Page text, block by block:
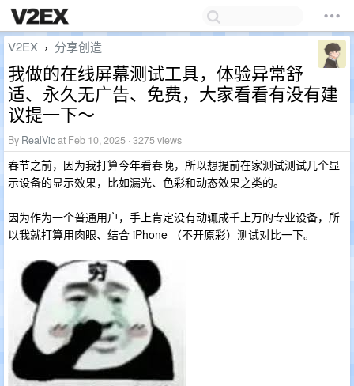
V2EX › 分享创造
我做的在线屏幕测试工具，体验异常舒
适、永久无广告、免费，大家看看有没有建
议提一下～
By RealVicat Feb 10, 2025 · 3275 views
春节之前，因为我打算今年看春晚，所以想提前在家测试测试几个显
示设备的显示效果，比如漏光、色彩和动态效果之类的。
因为作为一个普通用户，手上肯定没有动辄成千上万的专业设备，所
以我就打算用肉眼、结合 iPhone （不开原彩）测试对比一下。